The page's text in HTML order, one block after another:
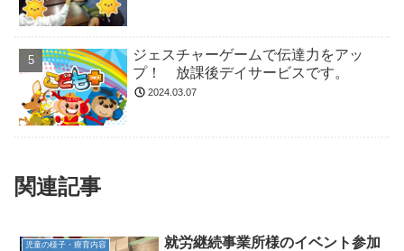
ジェスチャーゲームで伝達力をアッ
プ！ 放課後デイサービスです。
2024.03.07
関連記事
児童の様子・療育内容
就労継続事業所様のイベント参加